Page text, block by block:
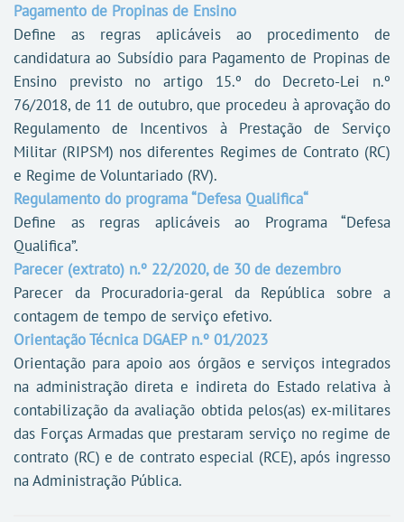
Pagamento de Propinas de Ensino
Define as regras aplicáveis ao procedimento de
candidatura ao Subsídio para Pagamento de Propinas de
Ensino previsto no artigo 15.º do Decreto-Lei n.º
76/2018, de 11 de outubro, que procedeu à aprovação do
Regulamento de Incentivos à Prestação de Serviço
Militar (RIPSM) nos diferentes Regimes de Contrato (RC)
e Regime de Voluntariado (RV).
Regulamento do programa “Defesa Qualifica“
Define as regras aplicáveis ao Programa “Defesa
Qualifica”.
Parecer (extrato) n.º 22/2020, de 30 de dezembro
Parecer da Procuradoria-geral da República sobre a
contagem de tempo de serviço efetivo.
Orientação Técnica DGAEP n.º 01/2023
Orientação para apoio aos órgãos e serviços integrados
na administração direta e indireta do Estado relativa à
contabilização da avaliação obtida pelos(as) ex-militares
das Forças Armadas que prestaram serviço no regime de
contrato (RC) e de contrato especial (RCE), após ingresso
na Administração Pública.